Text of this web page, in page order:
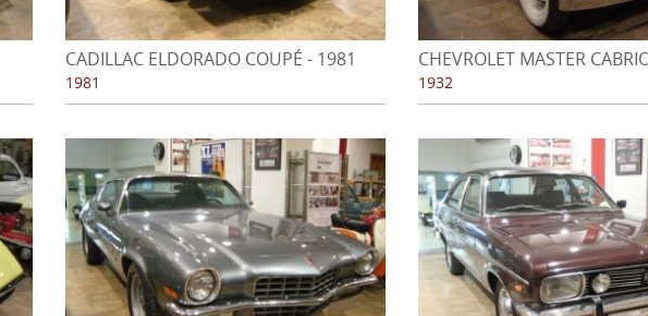
CADILLAC ELDORADO COUPÉ - 1981
1981
CHEVROLET MASTER
1932